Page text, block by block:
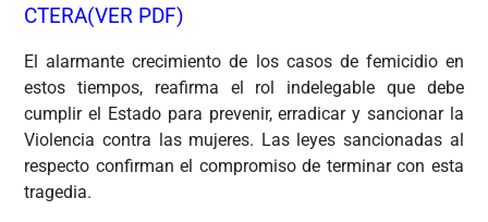
CTERA(VER PDF)
El alarmante crecimiento de los casos de femicidio en
estos tiempos, reafirma el rol indelegable que debe
cumplir el Estado para prevenir, erradicar y sancionar la
Violencia contra las mujeres. Las leyes sancionadas al
respecto confirman el compromiso de terminar con esta
tragedia.